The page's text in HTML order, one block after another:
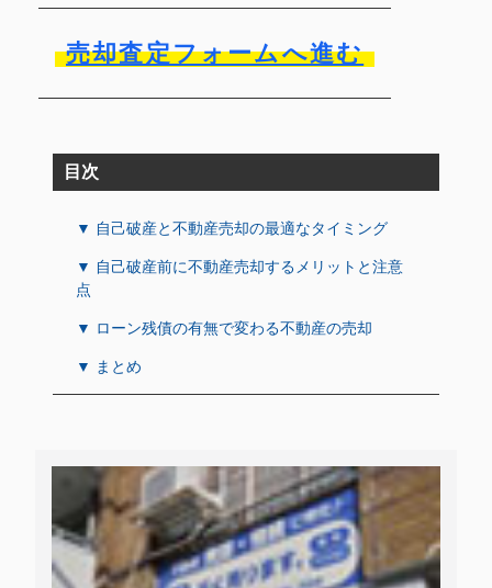
売却査定フォームへ進む
目次
▼ 自己破産と不動産売却の最適なタイミング
▼ 自己破産前に不動産売却するメリットと注意
点
▼ ローン残債の有無で変わる不動産の売却
▼ まとめ